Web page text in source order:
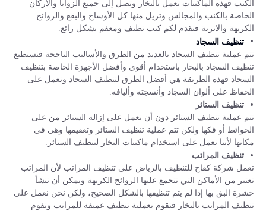
الكنب فهذه الماكينات تعمل بالبخار وتصل إلى جميع الزوايا والأركان
الخاصة بالكنب والمجالس وتزيل منها كل الأوساخ والبقع والروائح
الكريهة والاتربة فنقدم لكم كنب نظيف ومعقم بشكل رائع.
تنظيف السجاد
تتم عملية تنظيف السجاد بالعديد من الطرق والأساليب الناجحة فنستطيع
تنظيف السجاد بالبخار باستخدام أقوى وأفضل الأجهزة الخاصة بتنظيف
السجاد فهذه الطريقة هي أفضل الطرق لتنظيف السجاد ونعمل على
الحفاظ على ألوان السجاد وأنسجته وأليافه.
تنظيف الستائر
تتم عملية تنظيف الستائر دون أن نعمل على إزالة الستائر من على
الحوائط أو فكها ولكن تتم عملية تنظيف الستائر وتعقيمها وهي في
مكانها لأننا نعمل على استخدام ماكينات البخار لتنظيف الستائر.
تنظيف المراتب
تعمل شركة كفاح للتنظيف بالرياض على تنظيف المراتب لأن المراتب
تعتبر من الأماكن التي تتجمع عليها الروائح الكريهة ويمكن أن تنشأ
حشرة البق بها إذا لم يتم تنظيفها بالشكل الصحيح، ولكن نحن نعمل على
تنظيف المراتب بالبخار فنقوم بعملية تنظيف عميقة للمراتب ونقوم